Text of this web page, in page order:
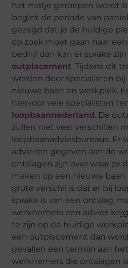
het matje geroepen wordt
begint de periode van
gezegd dat je de huidige
op zoek moet gaan naar
bedrijf dan kan er sprake
outplacement. Tijdens dit
worden door specialisten bij
nieuwe baan en werkplek.
hiervoor vele specialisten
loopbaannederland . De
zullen niet veel verschillen
loopbaanadviesbureaus. Er
adviezen gegeven aan de
ontslagen zijn over waar ze
maken op een nieuwe
grote verschil is dat er bij
sprake is van een ontslag,
werknemers een advies
te zijn op de huidige
een outplacement dan
gevallen een termijn aan
werknemers die ontslagen